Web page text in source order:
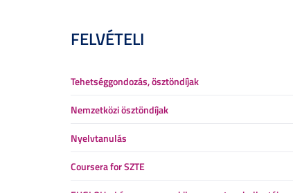
FELVÉTELI
Tehetséggondozás, ösztöndíjak
Nemzetközi ösztöndíjak
Nyelvtanulás
Coursera for SZTE